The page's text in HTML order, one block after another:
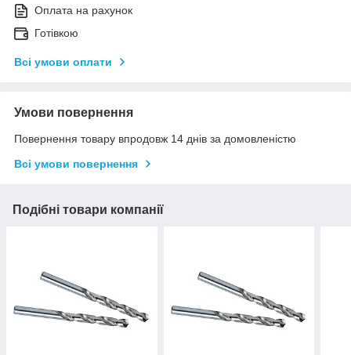
Оплата на рахунок
Готівкою
Всі умови оплати
Умови повернення
Повернення товару впродовж 14 днів за домовленістю
Всі умови повернення
Подібні товари компанії